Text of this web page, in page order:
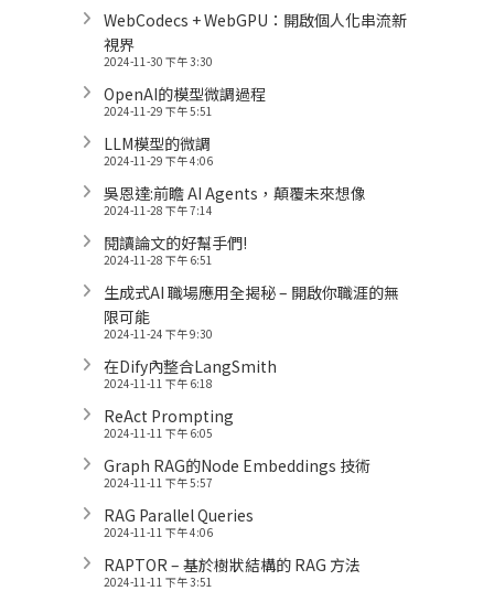
WebCodecs + WebGPU：開啟個人化串流新
視界
2024-11-30 下午 3:30
OpenAI的模型微調過程
2024-11-29 下午 5:51
LLM模型的微調
2024-11-29 下午 4:06
吳恩達:前瞻 AI Agents，顛覆未來想像
2024-11-28 下午 7:14
閱讀論文的好幫手們!
2024-11-28 下午 6:51
生成式AI 職場應用全揭秘 – 開啟你職涯的無
限可能
2024-11-24 下午 9:30
在Dify內整合LangSmith
2024-11-11 下午 6:18
ReAct Prompting
2024-11-11 下午 6:05
Graph RAG的Node Embeddings 技術
2024-11-11 下午 5:57
RAG Parallel Queries
2024-11-11 下午 4:06
RAPTOR – 基於樹狀結構的 RAG 方法
2024-11-11 下午 3:51